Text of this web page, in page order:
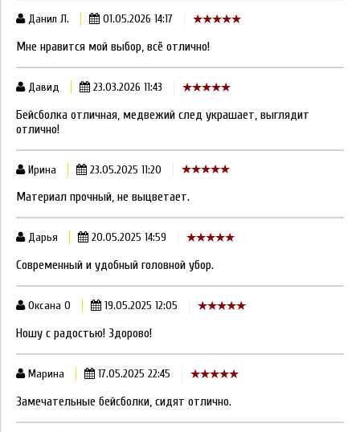
Данил Л. 01.05.2026 14:17
Мне нравится мой выбор, всё отлично!
Давид 23.03.2026 11:43
Бейсболка отличная, медвежий след украшает, выглядит
отлично!
Ирина 23.05.2025 11:20
Материал прочный, не выцветает.
Дарья 20.05.2025 14:59
Современный и удобный головной убор.
Оксана О 19.05.2025 12:05
Ношу с радостью! Здорово!
Марина 17.05.2025 22:45
Замечательные бейсболки, сидят отлично.